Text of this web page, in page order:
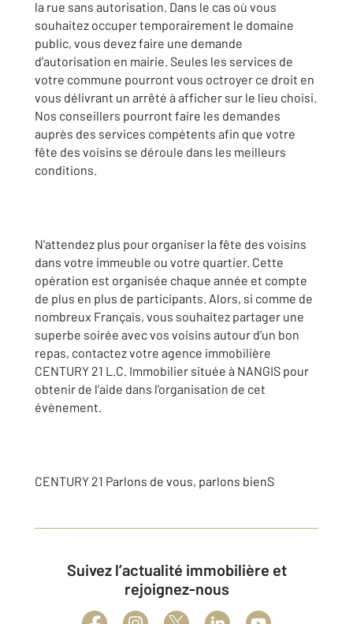
la rue sans autorisation. Dans le cas où vous
souhaitez occuper temporairement le domaine
public, vous devez faire une demande
d’autorisation en mairie. Seules les services de
votre commune pourront vous octroyer ce droit en
vous délivrant un arrêté à afficher sur le lieu choisi.
Nos conseillers pourront faire les demandes
auprès des services compétents afin que votre
fête des voisins se déroule dans les meilleurs
conditions.
N'attendez plus pour organiser la fête des voisins
dans votre immeuble ou votre quartier. Cette
opération est organisée chaque année et compte
de plus en plus de participants. Alors, si comme de
nombreux Français, vous souhaitez partager une
superbe soirée avec vos voisins autour d’un bon
repas, contactez votre agence immobilière
CENTURY 21 L.C. Immobilier située à NANGIS pour
obtenir de l’aide dans l’organisation de cet
évènement.
CENTURY 21 Parlons de vous, parlons bienS
Suivez l’actualité immobilière et
rejoignez-nous